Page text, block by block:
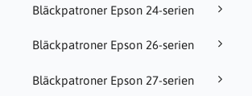
Bläckpatroner Epson 24-serien
Bläckpatroner Epson 26-serien
Bläckpatroner Epson 27-serien